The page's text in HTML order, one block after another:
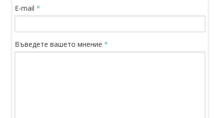
E-mail *
Въведете вашето мнение *